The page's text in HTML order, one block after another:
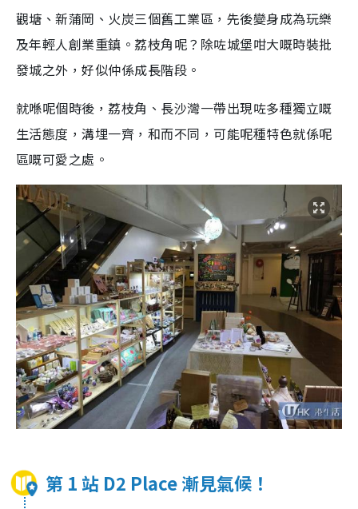
觀塘、新蒲岡、火炭三個舊工業區，先後變身成為玩樂
及年輕人創業重鎮。荔枝角呢？除咗城堡咁大嘅時裝批
發城之外，好似仲係成長階段。
就喺呢個時後，荔枝角、長沙灣一帶出現咗多種獨立嘅
生活態度，溝埋一齊，和而不同，可能呢種特色就係呢
區嘅可愛之處。
第 1 站 D2 Place 漸見氣候！